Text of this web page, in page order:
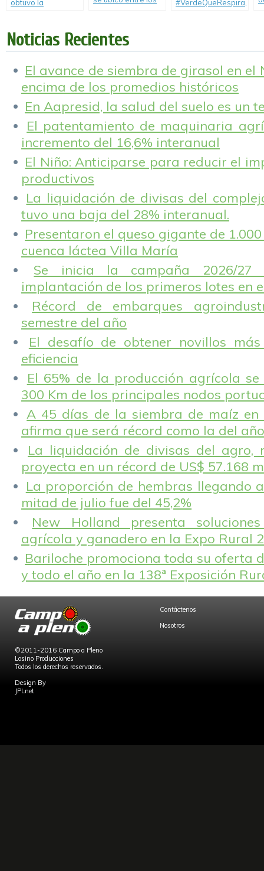
obtuvo la
#VerdeQueRespira,
Noticias Recientes
El avance de siembra de girasol en el
encima de los promedios históricos
En Aapresid, la salud del suelo es un
El patentamiento de maquinaria
incremento del 16,6% interanual
El Niño: Anticiparse para reducir el
productivos
La liquidación de divisas del
tuvo una baja del 28% interanual.
Presentaron el queso gigante de
cuenca láctea Villa María
Se inicia la campaña 2026/
implantación de los primeros lotes en
Récord de embarques
semestre del año
El desafío de obtener novillos
eficiencia
El 65% de la producción agrícola
300 Km de los principales nodos
A 45 días de la siembra de maíz en
afirma que será récord como la del
La liquidación de divisas del agro,
proyecta en un récord de US$ 57.168
La proporción de hembras llegando
mitad de julio fue del 45,2%
New Holland presenta
agrícola y ganadero en la Expo Rural
Bariloche promociona toda su oferta
y todo el año en la 138ª Exposición
©2011-2016 Campo a Pleno
Losino Producciones
Todos los derechos reservados.
Design By
JPLnet
Contáctenos
Nosotros